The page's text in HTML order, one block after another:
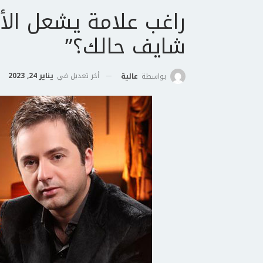
راغب علامة يشعل
شايف حالك؟”
بواسطة عالية أخر تعديل في يناير 24, 2023